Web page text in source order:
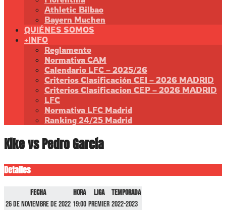
Athletic Bilbao
Bayern Muchen
QUIÉNES SOMOS
+INFO
Reglamento
Normativa CAM
Calendario LFC – 2025/26
Criterios Clasificación CEI – 2026 MADRID
Criterios Clasificacion CEP – 2026 MADRID
LFC
Normativa LFC Madrid
Ranking 24/25 Madrid
Kike vs Pedro García
Detalles
Fecha Hora Liga
Temporada
26 de noviembre de 2022 19:00 Premier 2022-2023